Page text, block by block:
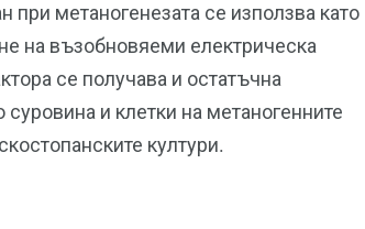
метаногенезата се използва като
на възобновяеми електрическа
се получава и остатъчна
и клетки на метаногенните
култури.